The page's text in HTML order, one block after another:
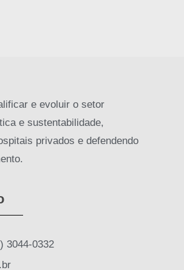
e evoluir o setor
e sustentabilidade,
privados e defendendo
3044-0332